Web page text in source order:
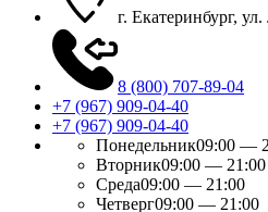
г. Екатеринбург,
8 (800) 707-89-04
+7 (967) 909-04-40
+7 (967) 909-04-40
Понедельник09:00 —
Вторник09:00 — 21:00
Среда09:00 — 21:00
Четверг09:00 — 21:00